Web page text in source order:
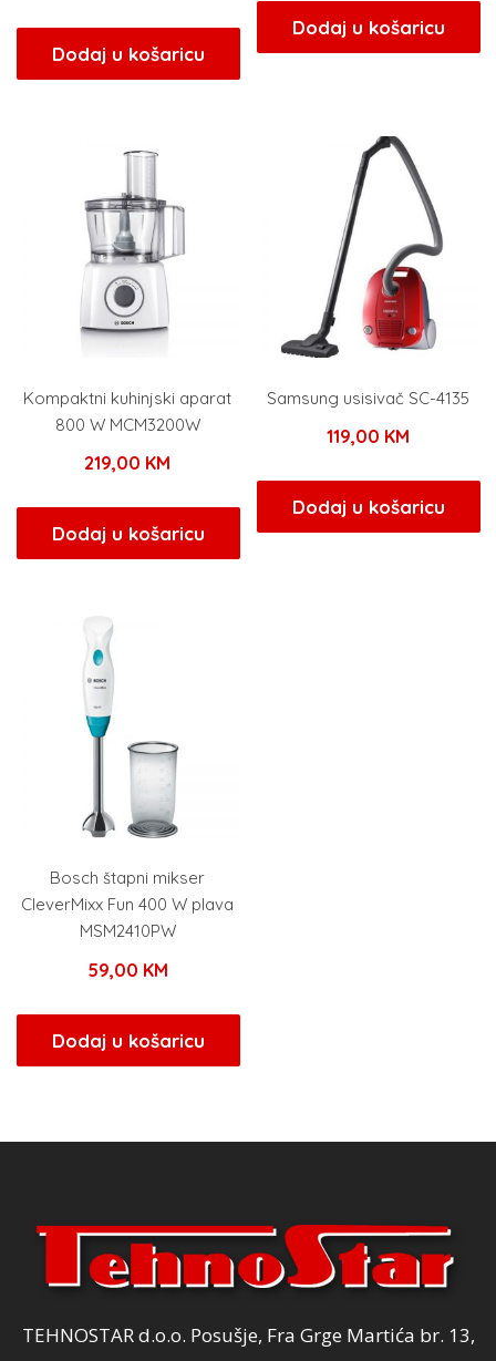
Dodaj u košaricu
Dodaj u košaricu
Kompaktni kuhinjski aparat
800 W MCM3200W
219,00 KM
Dodaj u košaricu
Samsung usisivač SC-4135
119,00 KM
Dodaj u košaricu
Bosch štapni mikser
CleverMixx Fun 400 W plava
MSM2410PW
59,00 KM
Dodaj u košaricu
TEHNOSTAR d.o.o. Posušje, Fra Grge Martića br. 13,